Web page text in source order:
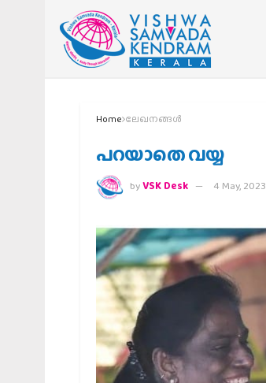
Home ലേഖനങ്ങള്‍
പറയാതെ വയ്യ
byVSK Desk 4 May, 2023